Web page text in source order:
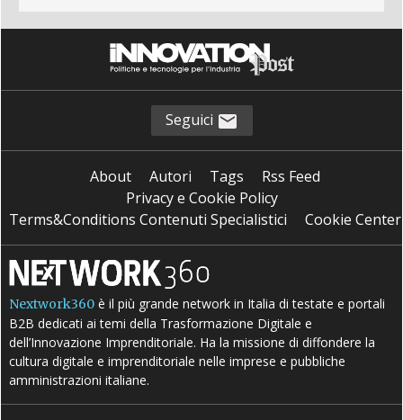
Seguici
About Autori Tags
Rss Feed
Privacy e Cookie Policy
Terms&Conditions Contenuti Specialistici
Cookie Center
Nextwork360 è il più grande network in Italia di testate e portali
B2B dedicati ai temi della Trasformazione Digitale e
dell’Innovazione Imprenditoriale. Ha la missione di diffondere la
cultura digitale e imprenditoriale nelle imprese e pubbliche
amministrazioni italiane.